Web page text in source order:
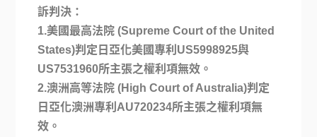
訴判決：
1.美國最高法院 (Supreme Court of the United
States)判定日亞化美國專利US5998925與
US7531960所主張之權利項無效。
2.澳洲高等法院 (High Court of Australia)判定
日亞化澳洲專利AU720234所主張之權利項無
效。